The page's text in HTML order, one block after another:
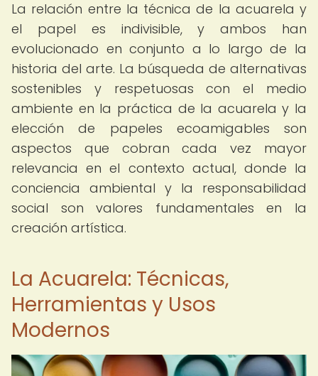
La relación entre la técnica de la acuarela y
el papel es indivisible, y ambos han
evolucionado en conjunto a lo largo de la
historia del arte. La búsqueda de alternativas
sostenibles y respetuosas con el medio
ambiente en la práctica de la acuarela y la
elección de papeles ecoamigables son
aspectos que cobran cada vez mayor
relevancia en el contexto actual, donde la
conciencia ambiental y la responsabilidad
social son valores fundamentales en la
creación artística.
La Acuarela: Técnicas,
Herramientas y Usos
Modernos